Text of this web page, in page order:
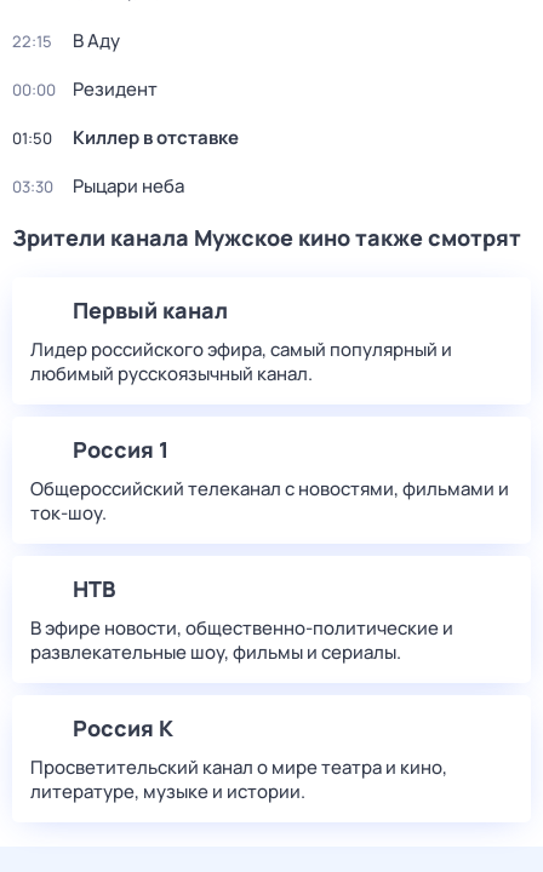
22:15 В Аду
00:00 Резидент
01:50 Киллер в отставке
03:30 Рыцари неба
Зрители канала Мужское кино также смотрят
Первый канал
Лидер российского эфира, самый популярный и
любимый русскоязычный канал.
Россия 1
Общероссийский телеканал с новостями, фильмами и
ток-шоу.
НТВ
В эфире новости, общественно-политические и
развлекательные шоу, фильмы и сериалы.
Россия К
Просветительский канал о мире театра и кино,
литературе, музыке и истории.